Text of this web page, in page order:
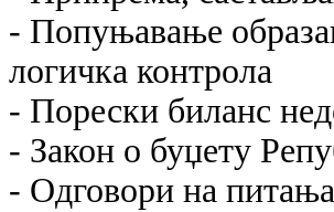
- Попуњавање
логичка контрола
- Порески биланс
- Закон о буџету
- Одговори на питања